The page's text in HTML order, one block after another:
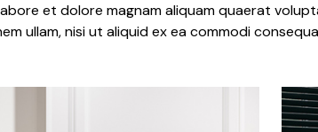
et dolore magnam aliquam quaerat
ullam, nisi ut aliquid ex ea commodi